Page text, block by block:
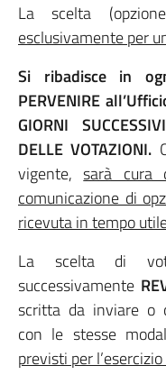
La scelta
esclusivamente per
Si ribadisce in
PERVENIRE
GIORNI
DELLE VOTAZIONI.
vigente,sarà cura
comunicazione di
ricevuta in tempo
La scelta di
successivamente
scritta da inviare o
con le stesse
previsti per